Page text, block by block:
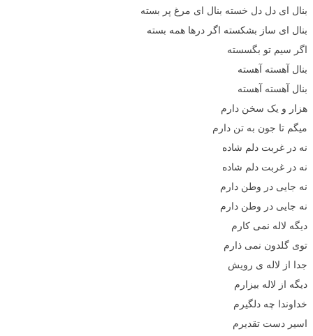
بنال ای دل دل خسته بنال ای مرغ پر بسته
بنال ای ساز بشکسته اگر درها همه بسته
اگر سیم تو بگسسته
بنال آهسته آهسته
بنال آهسته آهسته
هزار و یک سخن دارم
میگم تا جون به تن دارم
نه در غربت دلم شاده
نه در غربت دلم شاده
نه جایی در وطن دارم
نه جایی در وطن دارم
دیگه لاله نمی کارم
توی گلدون نمی ذارم
جدا از لاله ی رویش
دیگه از لاله بیزارم
خداوندا چه دلگیرم
اسیر دست تقدیرم